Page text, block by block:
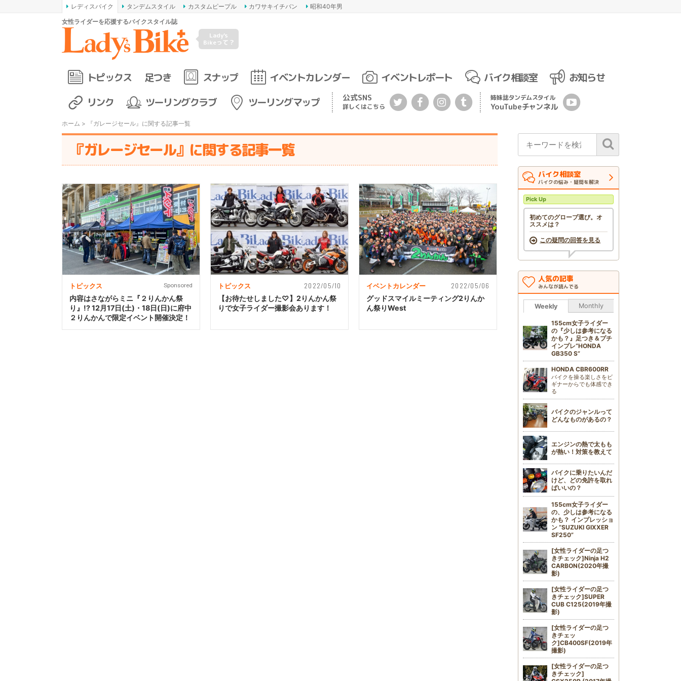
レディスバイク タンデムスタイル カスタムピープル カワサキイチバン
昭和40年男
女性ライダーを応援するバイクスタイル誌
Lady's
Bikeって？
トピックス 足つき スナップ イベントカレンダー イベントレポート バイク相談室
お知らせ
リンク
ツーリングクラブ ツーリングマップ 公式SNS
詳しくはこちら
姉妹誌タンデムスタイル
YouTubeチャンネル
ホーム > 『ガレージセール』に関する記事一覧
『ガレージセール』に関する記事一覧
トピックス Sponsored
内容はさながらミニ『２りんかん祭
り』!? 12月17日(土)・18日(日)に府中
２りんかんで限定イベント開催決定！
トピックス 2022/05/10
【お待たせしました♡】2りんかん祭
りで女子ライダー撮影会あります！
イベントカレンダー 2022/05/06
グッドスマイルミーティング2りんか
ん祭りWest
バイク相談室
バイクの悩み・疑問を解決
Pick Up
初めてのグローブ選び。オ
ススメは？
この疑問の回答を見る
人気の記事
みんなが読んでる
Weekly Monthly
155cm女子ライダー
の『少しは参考になる
かも？』足つき＆プチ
インプレ“HONDA
GB350 S”
HONDA CBR600RR
バイクを操る楽しさをビ
ギナーからでも体感でき
る
バイクのジャンルって
どんなものがあるの？
エンジンの熱で太もも
が熱い！対策を教えて
バイクに乗りたいんだ
けど、どの免許を取れ
ばいいの？
155cm女子ライダー
の、少しは参考になる
かも？ インプレッショ
ン “SUZUKI GIXXER
SF250”
[女性ライダーの足つ
きチェック]Ninja H2
CARBON(2020年撮
影)
[女性ライダーの足つ
きチェック]SUPER
CUB C125(2019年撮
影)
[女性ライダーの足つ
きチェッ
ク]CB400SF(2019年
撮影)
[女性ライダーの足つ
きチェック]